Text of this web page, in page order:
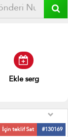
Ekle sergi
İçin teklif Sat #130169